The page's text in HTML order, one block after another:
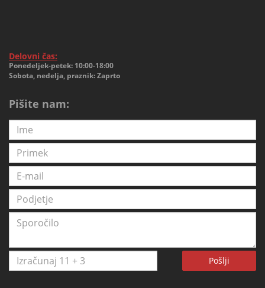
Delovni čas:
Ponedeljek-petek: 10:00-18:00
Sobota, nedelja, praznik: Zaprto
Pišite nam:
Pošlji